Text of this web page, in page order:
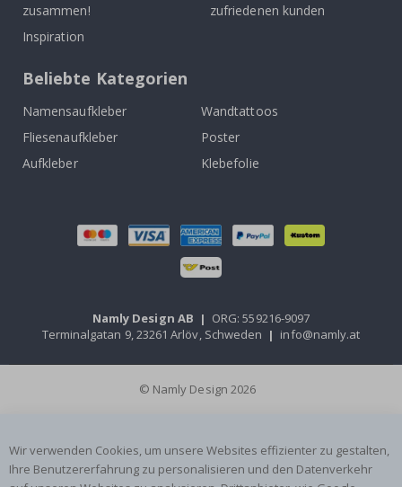
zusammen!
Inspiration
zufriedenen kunden
Beliebte Kategorien
Namensaufkleber
Wandtattoos
Fliesenaufkleber
Poster
Aufkleber
Klebefolie
Namly Design AB | ORG: 559216-9097
Terminalgatan 9, 23261 Arlöv, Schweden | info@namly.at
© Namly Design 2026
Wir verwenden Cookies, um unsere Websites effizienter zu gestalten,
Ihre Benutzererfahrung zu personalisieren und den Datenverkehr